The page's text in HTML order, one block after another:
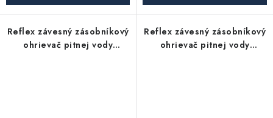
Reflex závesný zásobníkový
ohrievač pitnej vody
Reflex závesný zásobníkový
ohrievač pitnej vody